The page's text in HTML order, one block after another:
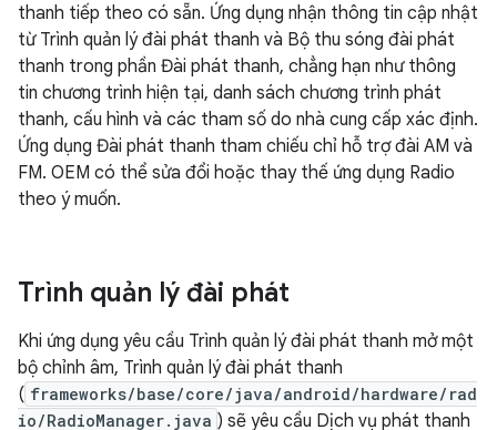
thanh tiếp theo có sẵn. Ứng dụng nhận thông tin cập nhật
từ Trình quản lý đài phát thanh và Bộ thu sóng đài phát
thanh trong phần Đài phát thanh, chẳng hạn như thông
tin chương trình hiện tại, danh sách chương trình phát
thanh, cấu hình và các tham số do nhà cung cấp xác định.
Ứng dụng Đài phát thanh tham chiếu chỉ hỗ trợ đài AM và
FM. OEM có thể sửa đổi hoặc thay thế ứng dụng Radio
theo ý muốn.
Trình quản lý đài phát
Khi ứng dụng yêu cầu Trình quản lý đài phát thanh mở một
bộ chỉnh âm, Trình quản lý đài phát thanh
( frameworks/base/core/java/android/hardware/rad
io/RadioManager.java ) sẽ yêu cầu Dịch vụ phát thanh